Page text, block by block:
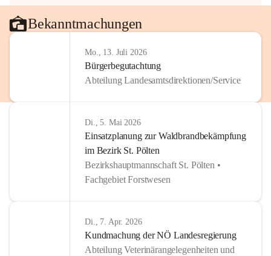
Bekanntmachungen
Mo., 13. Juli 2026
Bürgerbegutachtung
Abteilung Landesamtsdirektionen/Service
Di., 5. Mai 2026
Einsatzplanung zur Waldbrandbekämpfung
im Bezirk St. Pölten
Bezirkshauptmannschaft St. Pölten •
Fachgebiet Forstwesen
Di., 7. Apr. 2026
Kundmachung der NÖ Landesregierung
Abteilung Veterinärangelegenheiten und